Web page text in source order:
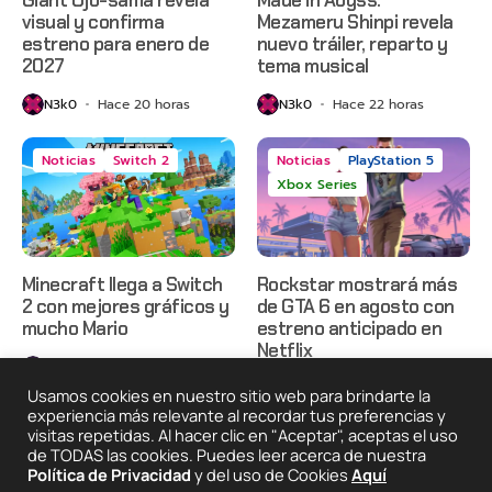
visual y confirma
estreno para enero de
2027
N3k0 Hace 20 horas
Mezameru Shinpi revela
nuevo tráiler, reparto y
tema musical
N3k0 Hace 22 horas
Noticias Switch 2
Minecraft llega a Switch
2 con mejores gráficos y
mucho Mario
Noticias
PlayStation 5
Xbox Series
Rockstar mostrará más
de GTA 6 en agosto con
estreno anticipado en
Netflix
N3k0 Hace 2 días
2025 © Degeneraciónx.com | Anime, Games & Nothing
Usamos cookies en nuestro sitio web para brindarte la
experiencia más relevante al recordar tus preferencias y
visitas repetidas. Al hacer clic en "Aceptar", aceptas el uso
de TODAS las cookies. Puedes leer acerca de nuestra
Política de Privacidad y del uso de Cookies Aquí